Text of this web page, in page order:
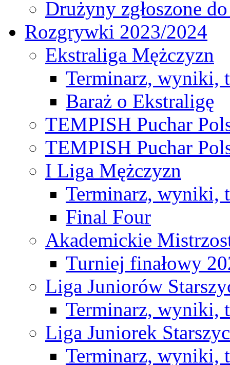
Drużyny zgłoszone
Rozgrywki 2023/2024
Ekstraliga Mężczyzn
Terminarz, wyniki,
Baraż o Ekstraligę
TEMPISH Puchar
TEMPISH Puchar
I Liga Mężczyzn
Terminarz, wyniki,
Final Four
Akademickie
Turniej finałowy
Liga Juniorów
Terminarz, wyniki,
Liga Juniorek
Terminarz, wyniki,